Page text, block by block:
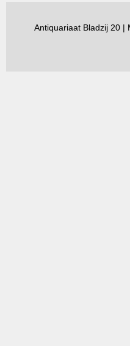
Antiquariaat Bladzij 20